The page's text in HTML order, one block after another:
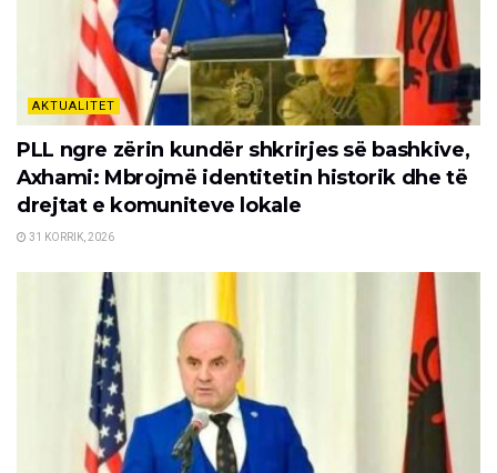
AKTUALITET
PLL ngre zërin kundër shkrirjes së bashkive,
Axhami: Mbrojmë identitetin historik dhe të
drejtat e komuniteve lokale
31 KORRIK, 2026